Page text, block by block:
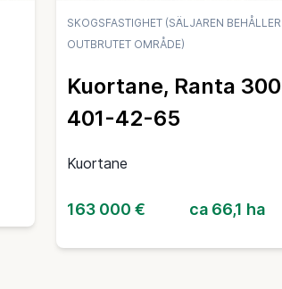
SKOGSFASTIGHET (SÄLJAREN
OUTBRUTET OMRÅDE)
Kuortane, Ranta
401-42-65
Kuortane
163 000 € ca 66,1 ha